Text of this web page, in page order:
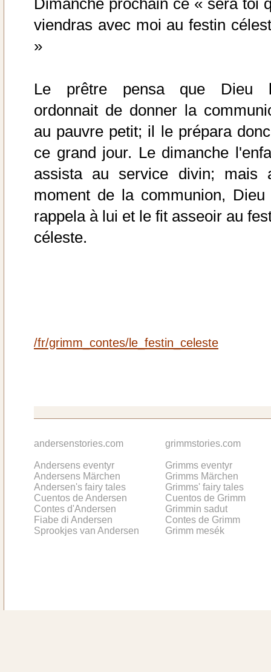
Dimanche prochain ce « sera toi
viendras avec moi au festin
»
Le prêtre pensa que Dieu
ordonnait de donner la
au pauvre petit; il le prépara
ce grand jour. Le dimanche
assista au service divin; mais
moment de la communion, Dieu
rappela à lui et le fit asseoir au
céleste.
/fr/grimm_contes/le_festin_celeste
andersenstories.com
Andersens eventyr
Andersens Märchen
Andersen's fairy tales
Cuentos de Andersen
Contes d'Andersen
Fiabe di Andersen
Sprookjes van Andersen
grimmstories.com
Grimms eventyr
Grimms Märchen
Grimms' fairy tales
Cuentos de Grimm
Grimmin sadut
Contes de Grimm
Grimm mesék